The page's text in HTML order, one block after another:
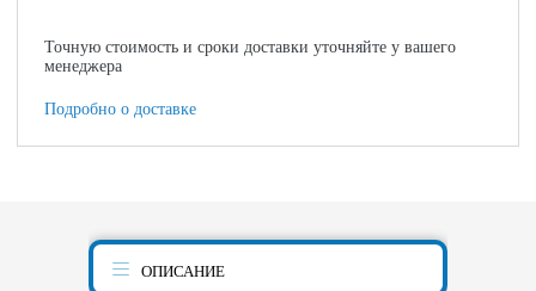
Точную стоимость и сроки доставки уточняйте у вашего
менеджера
Подробно о доставке
ОПИСАНИЕ